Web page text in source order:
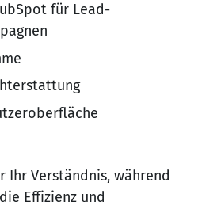
für Lead-
Ihr Verständnis, während
Effizienz und